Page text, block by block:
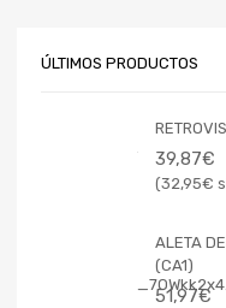
ÚLTIMOS PRODUCTOS
39,87€
32,95€
ALETA
(CA1)
51,97€